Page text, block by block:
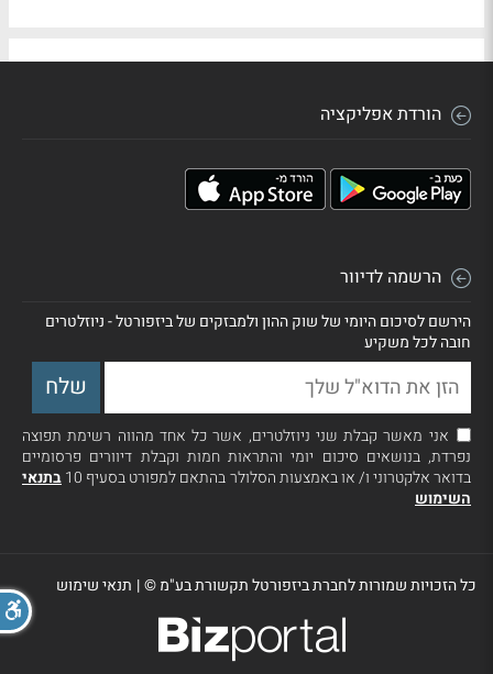
הורדת אפליקציה
הרשמה לדיוור
הירשם לסיכום היומי של שוק ההון ולמבזקים של ביזפורטל - ניוזלטרים
חובה לכל משקיע
אני מאשר קבלת שני ניוזלטרים, אשר כל אחד מהווה רשימת תפוצה
נפרדת, בנושאים סיכום יומי והתראות חמות וקבלת דיוורים פרסומיים
בדואר אלקטרוני ו/ או באמצעות הסלולר בהתאם למפורט בסעיף 10
בתנאי
השימוש
כל הזכויות שמורות לחברת ביזפורטל תקשורת בע"מ ©| תנאי שימוש